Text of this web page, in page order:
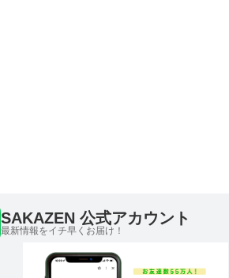
SAKAZEN 公式アカウント
最新情報をイチ早くお届け！